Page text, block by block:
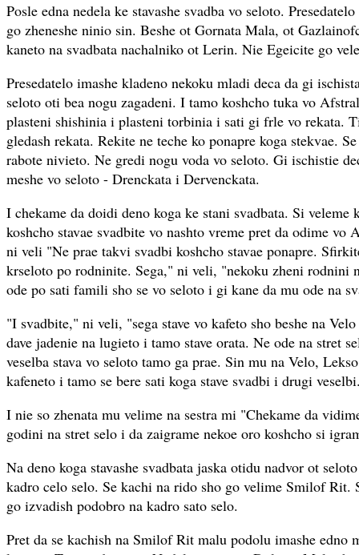
Posle edna nedela ke stavashe svadba vo seloto.
go zheneshe ninio sin. Beshe ot Gornata Mala, ot
kaneto na svadbata nachalniko ot Lerin. Nie Egeicite go
Presedatelo imashe kladeno nekoku mladi deca da gi
seloto oti bea nogu zagadeni. I tamo koshcho tuka vo
plasteni shishinia i plasteni torbinia i sati gi frle vo rekata.
gledash rekata. Rekite ne teche ko ponapre koga stekvae.
rabote nivieto. Ne gredi nogu voda vo seloto. Gi ischistie
meshe vo seloto - Drenckata i Dervenckata.
I chekame da doidi deno koga ke stani svadbata. Si veleme
koshcho stavae svadbite vo nashto vreme pret da odime vo
ni veli "Ne prae takvi svadbi koshcho stavae ponapre.
krseloto po rodninite. Sega," ni veli, "nekoku zheni rodnini
ode po sati famili sho se vo seloto i gi kane da mu ode na
"I svadbite," ni veli, "sega stave vo kafeto sho beshe na
dave jadenie na lugieto i tamo stave orata. Ne ode na stret
veselba stava vo seloto tamo ga prae. Sin mu na Velo,
kafeneto i tamo se bere sati koga stave svadbi i drugi
I nie so zhenata mu velime na sestra mi "Chekame da
godini na stret selo i da zaigrame nekoe oro koshcho si
Na deno koga stavashe svadbata jaska otidu nadvor ot
kadro celo selo. Se kachi na rido sho go velime Smilof Rit.
go izvadish podobro na kadro sato selo.
Pret da se kachish na Smilof Rit malu podolu imashe edno